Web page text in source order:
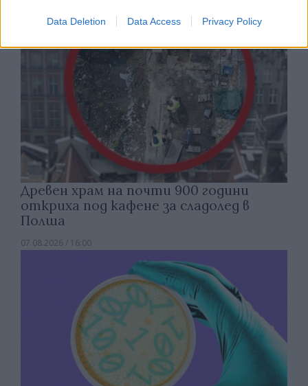
Data Deletion Data Access Privacy Policy
Древен храм на почти 900 години
откриха под кафене за сладолед в
Полша
07.08.2026 / 16:00